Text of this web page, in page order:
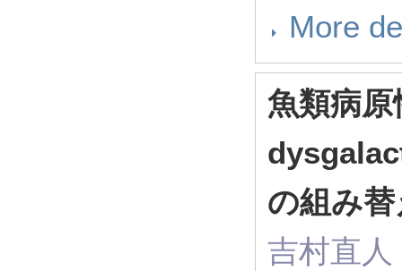
More
魚類病
の組み
吉村直